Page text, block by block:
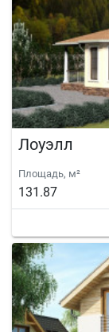
Лоуэлл
Площадь, м²
131.87